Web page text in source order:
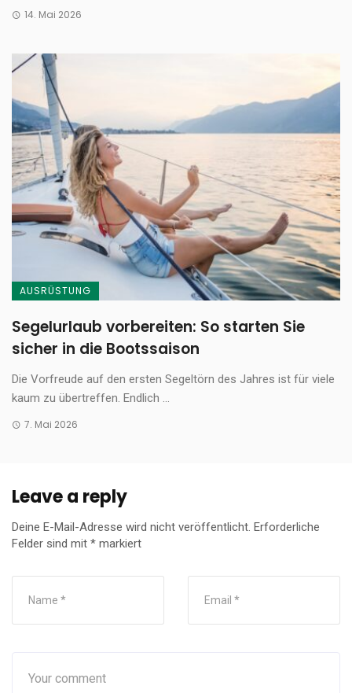
14. Mai 2026
AUSRÜSTUNG
Segelurlaub vorbereiten: So starten Sie
sicher in die Bootssaison
Die Vorfreude auf den ersten Segeltörn des Jahres ist für viele
kaum zu übertreffen. Endlich ...
7. Mai 2026
Leave a reply
Deine E-Mail-Adresse wird nicht veröffentlicht. Erforderliche
Felder sind mit * markiert